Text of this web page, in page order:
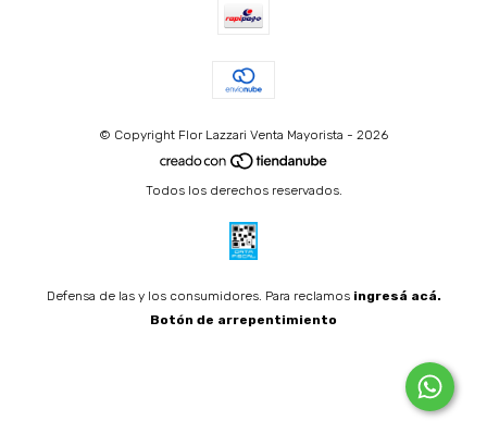
© Copyright Flor Lazzari Venta Mayorista - 2026
Todos los derechos reservados.
Defensa de las y los consumidores. Para reclamos ingresá acá.
Botón de arrepentimiento